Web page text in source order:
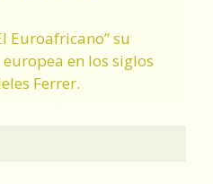
Euroafricano” su
en los siglos
Ferrer.